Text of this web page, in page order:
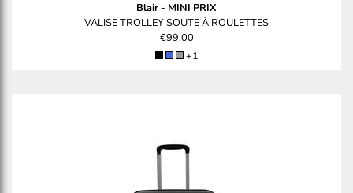
Blair- MINI PRIX
VALISE TROLLEY SOUTE À ROULETTES
€99.00
+1